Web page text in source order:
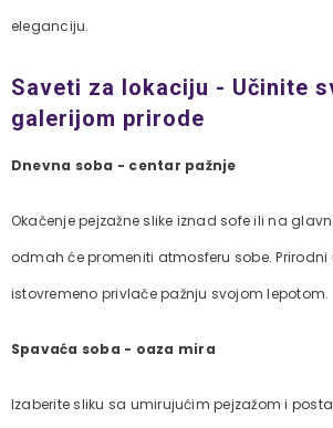
eleganciju.
Saveti za lokaciju - Učinite
galerijom prirode
Dnevna soba - centar pažnje
Okačenje pejzažne slike iznad sofe ili na
odmah će promeniti atmosferu sobe. Prirodni
istovremeno privlače pažnju svojom lepotom.
Spavaća soba - oaza mira
Izaberite sliku sa umirujućim pejzažom i